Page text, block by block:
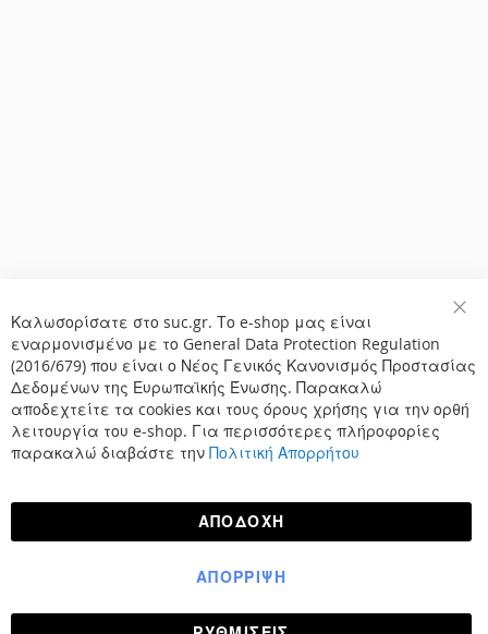
Καλωσορίσατε στο suc.gr. Το e-shop μας είναι
εναρμονισμένο με το General Data Protection Regulation
(2016/679) που είναι ο Νέος Γενικός Κανονισμός Προστασίας
Δεδομένων της Ευρωπαϊκής Ένωσης. Παρακαλώ
αποδεχτείτε τα cookies και τους όρους χρήσης για την ορθή
λειτουργία του e-shop. Για περισσότερες πλήροφορίες
παρακαλώ διαβάστε την Πολιτική Απορρήτου
ΑΠΟΔΟΧΉ
ΑΠΌΡΡΙΨΗ